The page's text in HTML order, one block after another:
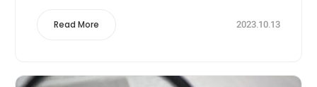
2023.10.13
Read More